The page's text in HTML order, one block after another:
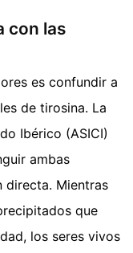
con las
es confundir a
de tirosina. La
Ibérico (ASICI)
ambas
directa. Mientras
que
los seres vivos